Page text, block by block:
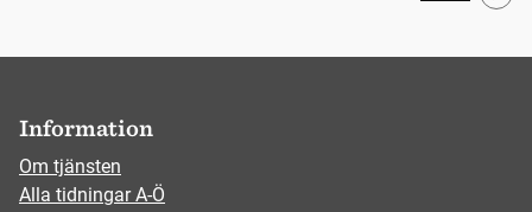
Information
Om tjänsten
Alla tidningar A-Ö